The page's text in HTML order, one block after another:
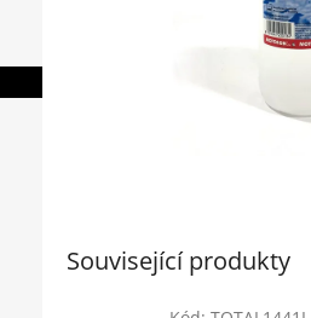
Související produkty